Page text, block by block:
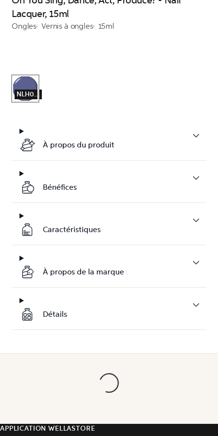
Lacquer, 15ml
Ongles Vernis à ongles 15ml
NLH008
À propos du produit
Bénéfices
Caractéristiques
À propos de la marque
Détails
APPLICATION WELLASTORE